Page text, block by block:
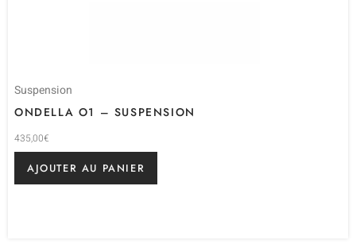
Suspension
ONDELLA O1 – SUSPENSION
435,00€
AJOUTER AU PANIER